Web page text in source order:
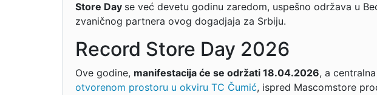
Store Day se već devetu godinu zaredom, uspešno održava u
zvaničnog partnera ovog dogadjaja za Srbiju.
Record Store Day 2026
Ove godine, manifestacija će se održati 18.04.2026, a
otvorenom prostoru u okviru TC Čumić, ispred Mascomstore